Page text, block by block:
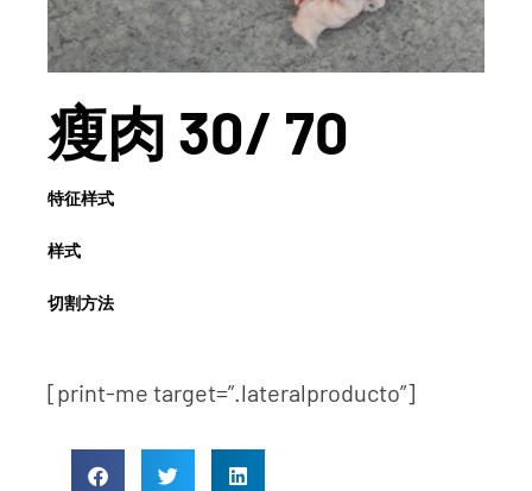
瘦肉 30/ 70
特征样式
样式
切割方法
[print-me target=”.lateralproducto”]